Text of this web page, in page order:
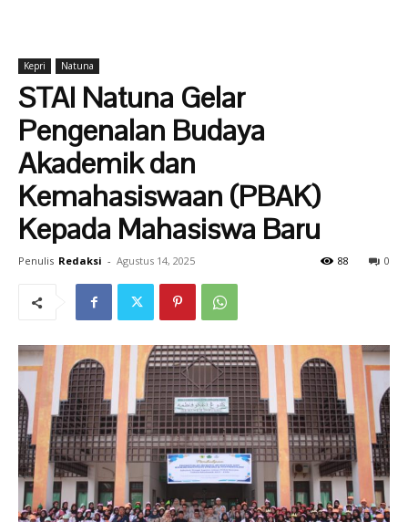
Kepri Natuna
STAI Natuna Gelar
Pengenalan Budaya
Akademik dan
Kemahasiswaan (PBAK)
Kepada Mahasiswa Baru
Penulis Redaksi - Agustus 14, 2025 0
88